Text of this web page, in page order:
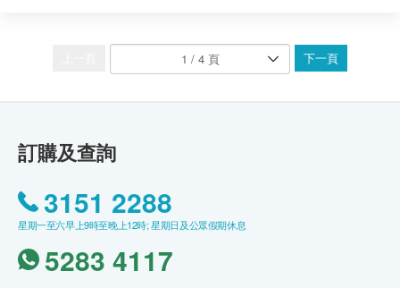
下一頁
訂購及查詢
3151 2288
星期一至六早上9時至晚上12時; 星期日及公眾假期休息
5283 4117